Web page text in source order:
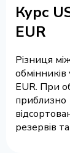
Курс
EUR
Різниця
EUR. При
приблизно
резервів та